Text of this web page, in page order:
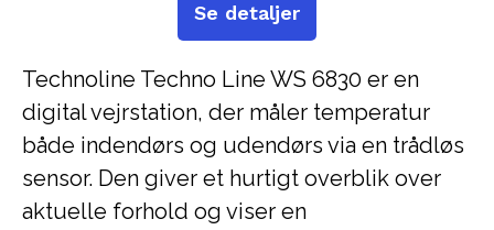
Technoline Techno Line WS 6830 er en
digital vejrstation, der måler temperatur
både indendørs og udendørs via en trådløs
sensor. Den giver et hurtigt overblik over
aktuelle forhold og viser en
Se detaljer